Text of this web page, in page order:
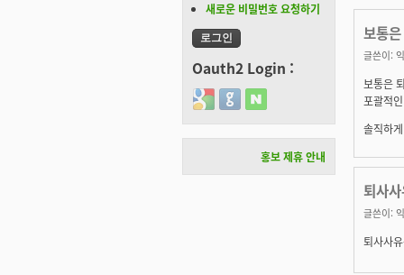
보통
글쓴이:
보통은
포괄적
솔직하
퇴사
글쓴이:
퇴사사
새로운 비밀번호 요청하기
Oauth2 Login :
Login with Google
Login with GitHub
Login with Naver
홍보 제휴 안내